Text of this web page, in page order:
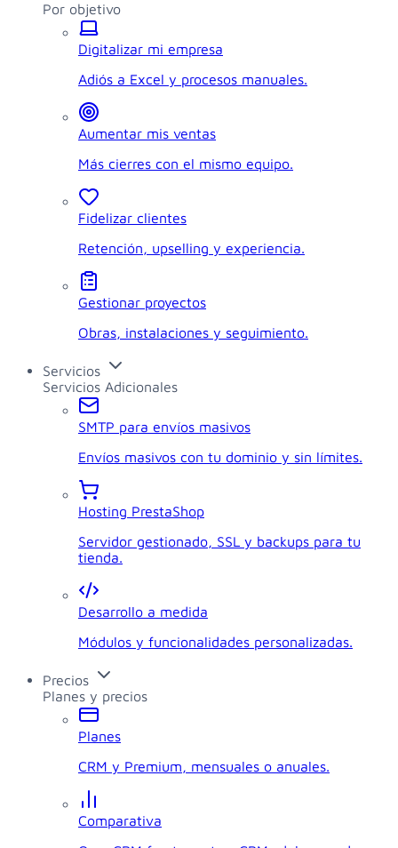
Por objetivo
Digitalizar mi empresa
Adiós a Excel y procesos manuales.
Aumentar mis ventas
Más cierres con el mismo equipo.
Fidelizar clientes
Retención, upselling y experiencia.
Gestionar proyectos
Obras, instalaciones y seguimiento.
Servicios
Servicios Adicionales
SMTP para envíos masivos
Envíos masivos con tu dominio y sin límites.
Hosting PrestaShop
Servidor gestionado, SSL y backups para tu
tienda.
Desarrollo a medida
Módulos y funcionalidades personalizadas.
Precios
Planes y precios
Planes
CRM y Premium, mensuales o anuales.
Comparativa